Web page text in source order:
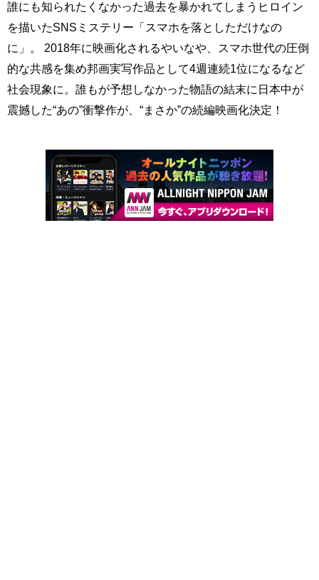
誰にも知られたくなかった過去を暴かれてしまうヒロイン
を描いたSNSミステリー「スマホを落としただけなの
に」。 2018年に映画化されるやいなや、スマホ世代の圧倒
的な共感を集め邦画実写作品として4週連続1位になるなど
社会現象に。誰もが予想しなかった物語の結末に日本中が
震撼した“あの”衝撃作が、“まさか”の続編映画化決定！